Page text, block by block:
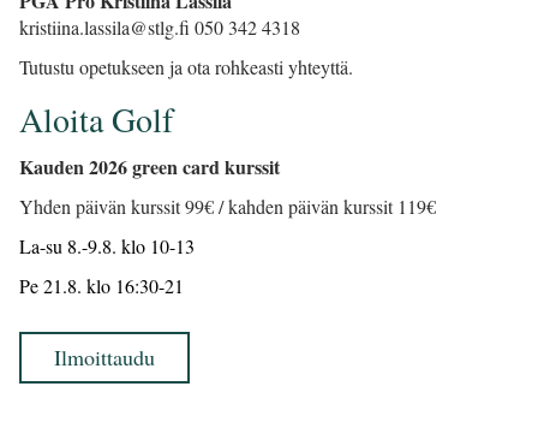
kristiina.lassila@stlg.fi 050 342 4318
Tutustu opetukseen ja ota rohkeasti yhteyttä.
Aloita Golf
Kauden 2026 green card kurssit
Yhden päivän kurssit 99€ / kahden päivän kurssit 119€
La-su 8.-9.8. klo 10-13
Pe 21.8. klo 16:30-21
Ilmoittaudu